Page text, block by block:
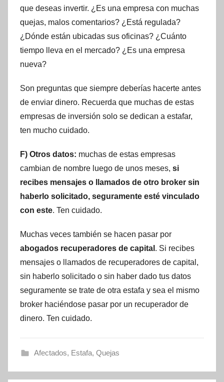
que deseas invertir. ¿Es una empresa con muchas
quejas, malos comentarios? ¿Está regulada?
¿Dónde están ubicadas sus oficinas? ¿Cuánto
tiempo lleva en el mercado? ¿Es una empresa
nueva?
Son preguntas que siempre deberías hacerte antes
de enviar dinero. Recuerda que muchas de estas
empresas de inversión solo se dedican a estafar,
ten mucho cuidado.
F) Otros datos: muchas de estas empresas
cambian de nombre luego de unos meses, si
recibes mensajes o llamados de otro broker sin
haberlo solicitado, seguramente esté vinculado
con este. Ten cuidado.
Muchas veces también se hacen pasar por
abogados recuperadores de capital . Si recibes
mensajes o llamados de recuperadores de capital,
sin haberlo solicitado o sin haber dado tus datos
seguramente se trate de otra estafa y sea el mismo
broker haciéndose pasar por un recuperador de
dinero. Ten cuidado.
Afectados, Estafa, Quejas